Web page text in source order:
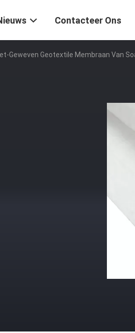
Contacteer Ons
Geweven Geotextile Membraan Van